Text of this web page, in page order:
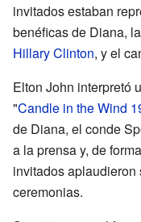
invitados estaban
benéficas de Diana,
Hillary Clinton, y el
Elton John interpretó
"Candle in the Wind
de Diana, el conde
a la prensa y, de
invitados
ceremonias.